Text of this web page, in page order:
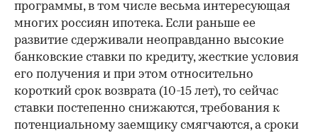
программы, в том числе весьма интересующая
многих россиян ипотека. Если раньше ее
развитие сдерживали неоправданно высокие
банковские ставки по кредиту, жесткие условия
его получения и при этом относительно
короткий срок возврата (10-15 лет), то сейчас
ставки постепенно снижаются, требования к
потенциальному заемщику смягчаются, а сроки